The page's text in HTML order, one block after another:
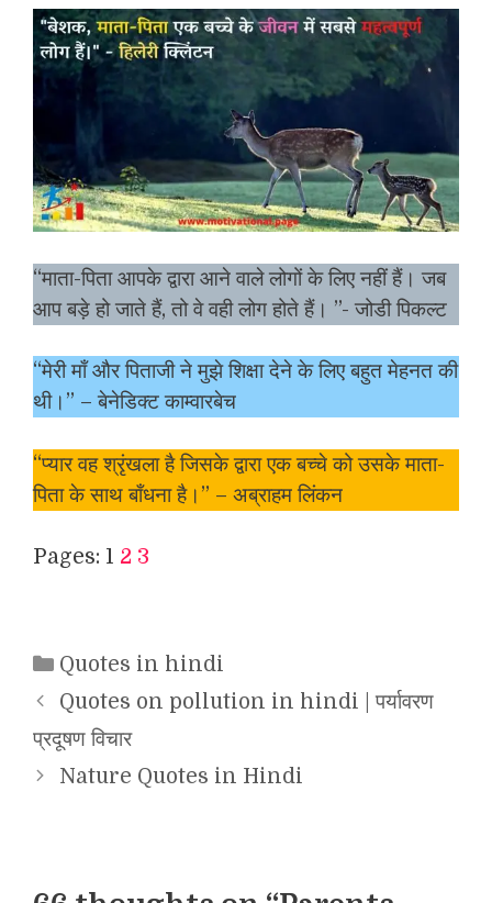
“माता-पिता आपके द्वारा आने वाले लोगों के लिए नहीं हैं। जब
आप बड़े हो जाते हैं, तो वे वही लोग होते हैं। ”- जोडी पिकल्ट
“मेरी माँ और पिताजी ने मुझे शिक्षा देने के लिए बहुत मेहनत की
थी।” – बेनेडिक्ट काम्वारबेच
“प्यार वह श्रृंखला है जिसके द्वारा एक बच्चे को उसके माता-
पिता के साथ बाँधना है।” – अब्राहम लिंकन
Pages: 1 2 3
Categories
Quotes in hindi
Quotes on pollution in hindi | पर्यावरण
प्रदूषण विचार
Nature Quotes in Hindi